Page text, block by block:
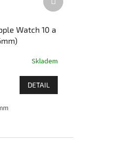
Watch 10 a
Skladem
DETAIL
produkt